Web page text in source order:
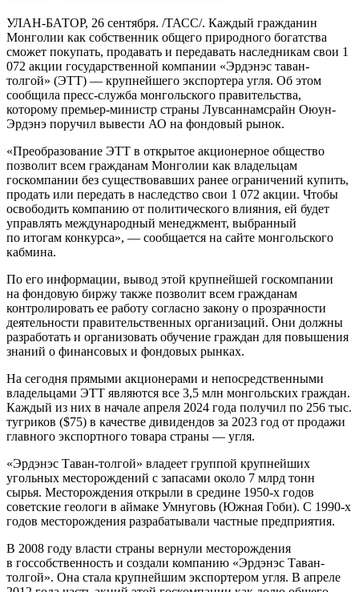
УЛАН-БАТОР, 26 сентября. /ТАСС/. Каждый гражданин
Монголии как собственник общего природного богатства
сможет покупать, продавать и передавать наследникам свои 1
072 акции государственной компании «Эрдэнэс таван-
толгой» (ЭТТ) — крупнейшего экспортера угля. Об этом
сообщила пресс-служба монгольского правительства,
которому премьер-министр страны Лувсаннамсрайн Оюун-
Эрдэнэ поручил вывести АО на фондовый рынок.
«Преобразование ЭТТ в открытое акционерное общество
позволит всем гражданам Монголии как владельцам
госкомпании без существовавших ранее ограничений купить,
продать или передать в наследство свои 1 072 акции. Чтобы
освободить компанию от политического влияния, ей будет
управлять международный менеджмент, выбранный
по итогам конкурса», — сообщается на сайте монгольского
кабмина.
По его информации, вывод этой крупнейшей госкомпании
на фондовую биржу также позволит всем гражданам
контролировать ее работу согласно закону о прозрачности
деятельности правительственных организаций. Они должны
разработать и организовать обучение граждан для повышения
знаний о финансовых и фондовых рынках.
На сегодня прямыми акционерами и непосредственными
владельцами ЭТТ являются все 3,5 млн монгольских граждан.
Каждый из них в начале апреля 2024 года получил по 256 тыс.
тугриков ($75) в качестве дивидендов за 2023 год от продажи
главного экспортного товара страны — угля.
«Эрдэнэс Таван-толгой» владеет группой крупнейших
угольных месторождений с запасами около 7 млрд тонн
сырья. Месторождения открыли в средине 1950-х годов
советские геологи в аймаке Умнуговь (Южная Гоби). С 1990-х
годов месторождения разрабатывали частные предприятия.
В 2008 году власти страны вернули месторождения
в госсобственность и создали компанию «Эрдэнэс Таван-
толгой». Она стала крупнейшим экспортером угля. В апреле